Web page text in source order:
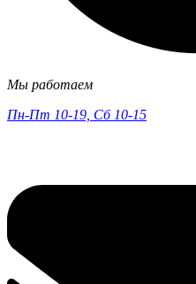
Мы работаем
Пн-Пт 10-19, Сб 10-15